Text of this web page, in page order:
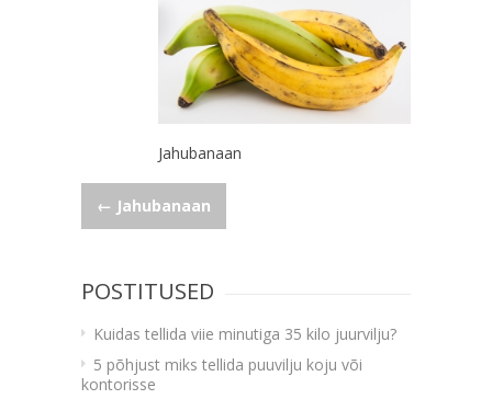
Jahubanaan
Navigeerimine
← Jahubanaan
POSTITUSED
Kuidas tellida viie minutiga 35 kilo juurvilju?
5 põhjust miks tellida puuvilju koju või
kontorisse